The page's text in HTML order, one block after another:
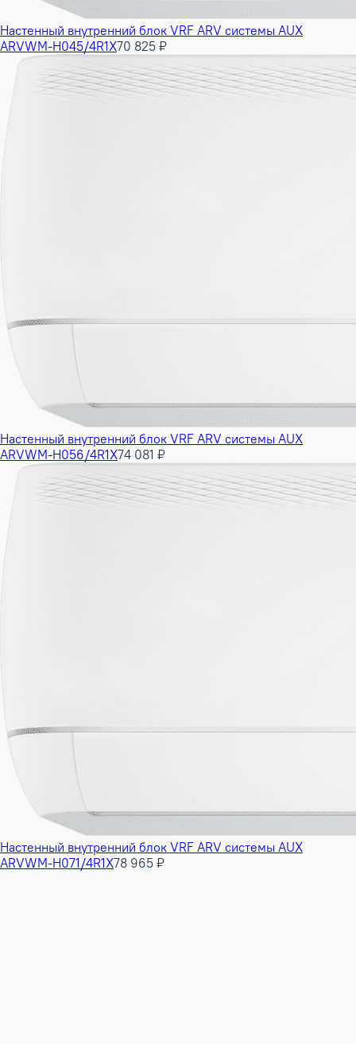
Настенный внутренний блок VRF ARV системы AUX
ARVWM-H045/4R1X70 825 ₽
Настенный внутренний блок VRF ARV системы AUX
ARVWM-H056/4R1X74 081 ₽
Настенный внутренний блок VRF ARV системы AUX
ARVWM-H071/4R1X78 965 ₽